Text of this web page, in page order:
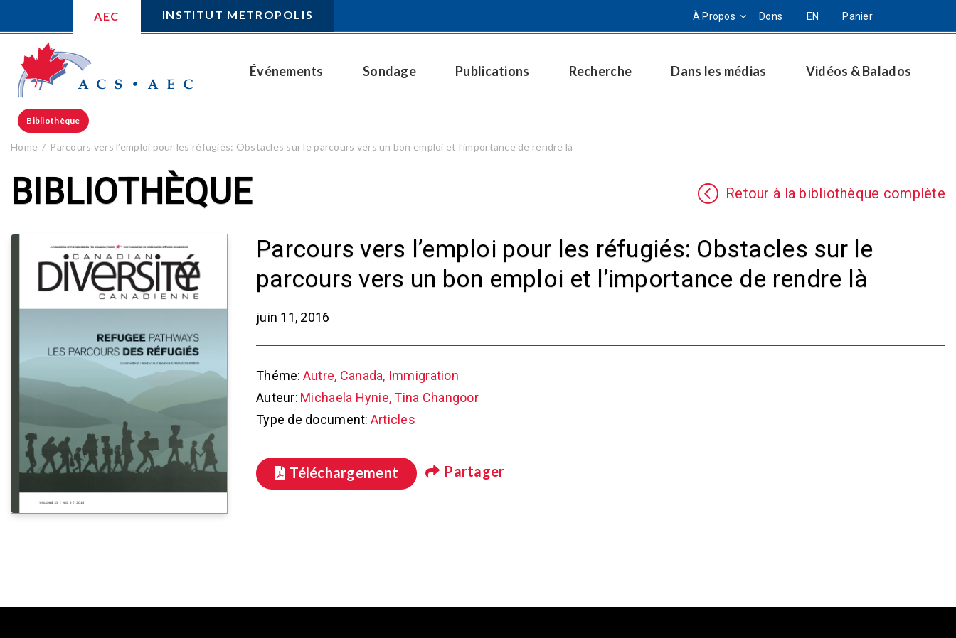
AEC INSTITUT METROPOLIS À Propos Dons EN Panier
Événements Sondage Publications Recherche Dans les médias Vidéos & Balados
Bibliothèque
Home Parcours vers l’emploi pour les réfugiés: Obstacles sur le parcours vers un bon emploi et l’importance de rendre là
BIBLIOTHÈQUE Retour à la bibliothèque complète
Parcours vers l’emploi pour les réfugiés: Obstacles sur le
parcours vers un bon emploi et l’importance de rendre là
juin 11, 2016
Théme: Autre, Canada, Immigration
Auteur: Michaela Hynie, Tina Changoor
Type de document: Articles
Téléchargement Partager